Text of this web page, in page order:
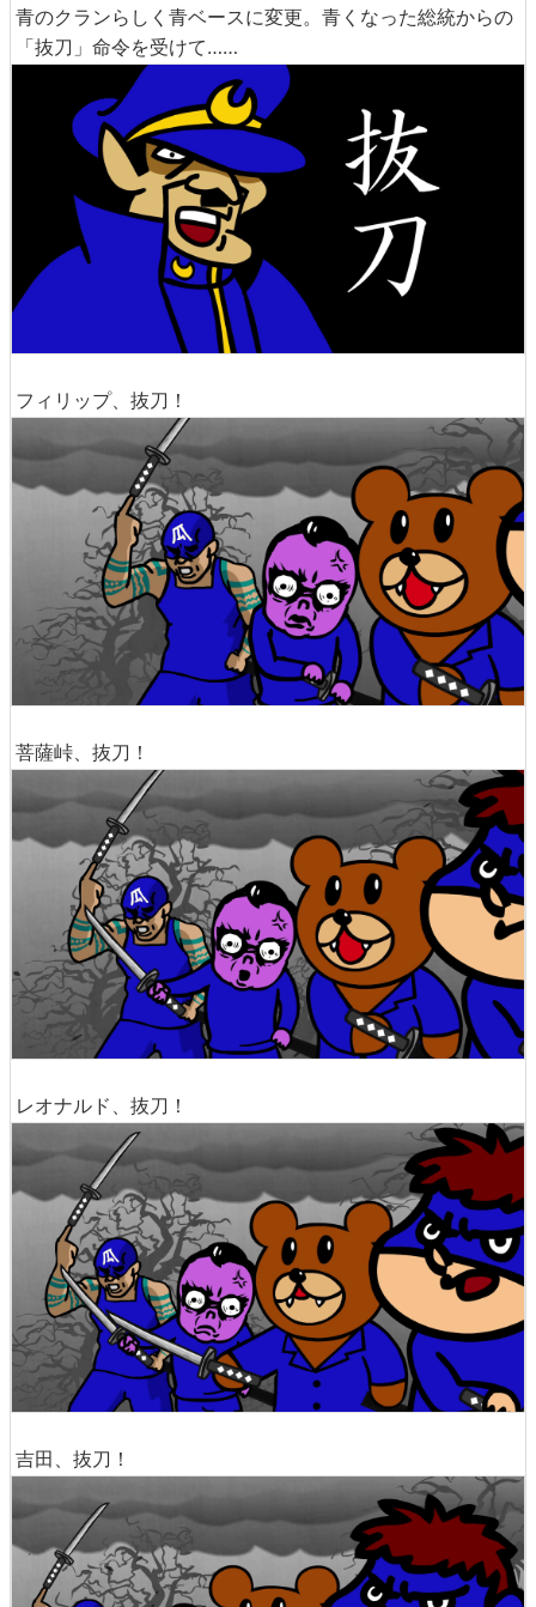
青のクランらしく青ベースに変更。青くなった総統からの
「抜刀」命令を受けて……
フィリップ、抜刀！
菩薩峠、抜刀！
レオナルド、抜刀！
吉田、抜刀！